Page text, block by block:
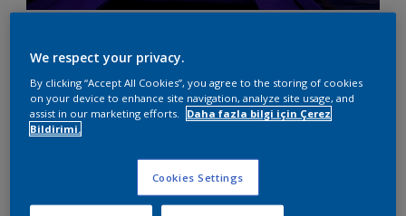
Huzurun sırrı mor
Gevşemek için bir yer arıyorsanız, mor bir odayı
deneyin.
We respect your privacy.
By clicking “Accept All Cookies”, you agree to the storing of cookies
on your device to enhance site navigation, analyze site usage, and
assist in our marketing efforts.
Daha fazla bilgi için Çerez
Bildirimi.
Cookies Settings